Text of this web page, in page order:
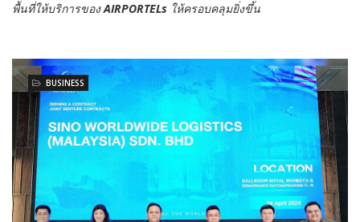
พื้นที่ให้บริการของAIRPORTELs ให้ครอบคลุมยิ่งขึ้น
BUSINESS